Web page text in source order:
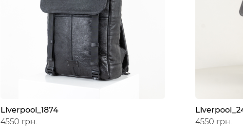
Liverpool_1874
4550 грн.
4550 грн.